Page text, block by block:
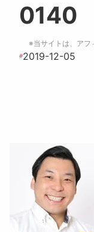
0140
※当サイトは、アフ
#2019-12-05